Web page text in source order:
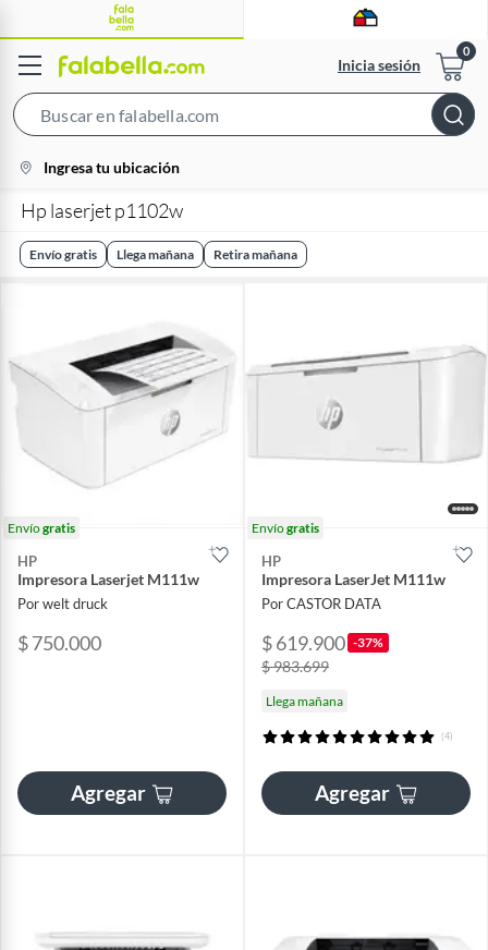
Inicia sesión
Bar
location-
icon
Ingresa tu ubicación
Hp laserjet p1102w
Envío gratis Llega mañana Retira mañana
Envíogratis
HP
Impresora Laserjet M111w
Por welt druck
$ 750.000
Agregar
Envíogratis
HP
Impresora LaserJet M111w
Por CASTOR DATA
$ 619.900 -37%
$ 983.699
Llega mañana
(4)
Agregar